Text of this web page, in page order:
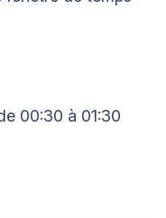
00:30 à 01:30